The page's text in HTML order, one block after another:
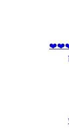
❤️❤️❤️